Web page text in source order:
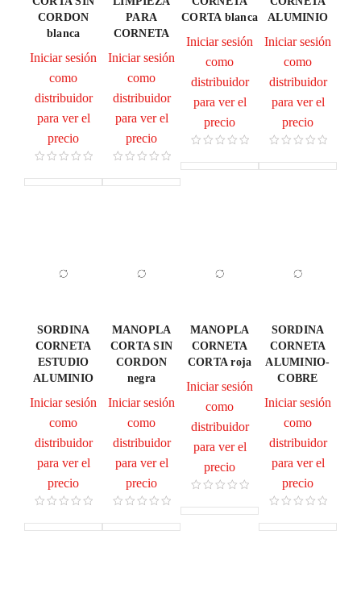
CORDON
blanca
Iniciar sesión
como
distribuidor
para ver el
precio
PARA
CORNETA
Iniciar sesión
como
distribuidor
para ver el
precio
CORTA blanca
Iniciar sesión
como
distribuidor
para ver el
precio
ALUMINIO
Iniciar sesión
como
distribuidor
para ver el
precio
SORDINA
CORNETA
ESTUDIO
ALUMINIO
Iniciar sesión
como
distribuidor
para ver el
precio
MANOPLA
CORTA SIN
CORDON
negra
Iniciar sesión
como
distribuidor
para ver el
precio
MANOPLA
CORNETA
CORTA roja
Iniciar sesión
como
distribuidor
para ver el
precio
SORDINA
CORNETA
ALUMINIO-
COBRE
Iniciar sesión
como
distribuidor
para ver el
precio